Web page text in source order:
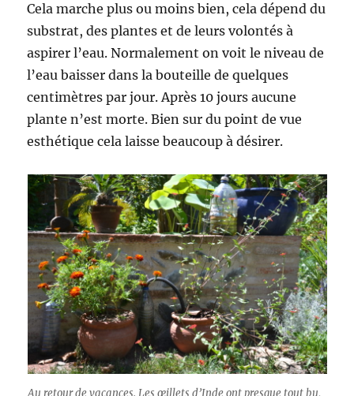
Cela marche plus ou moins bien, cela dépend du
substrat, des plantes et de leurs volontés à
aspirer l’eau. Normalement on voit le niveau de
l’eau baisser dans la bouteille de quelques
centimètres par jour. Après 10 jours aucune
plante n’est morte. Bien sur du point de vue
esthétique cela laisse beaucoup à désirer.
Au retour de vacances. Les œillets d’Inde ont presque tout bu,